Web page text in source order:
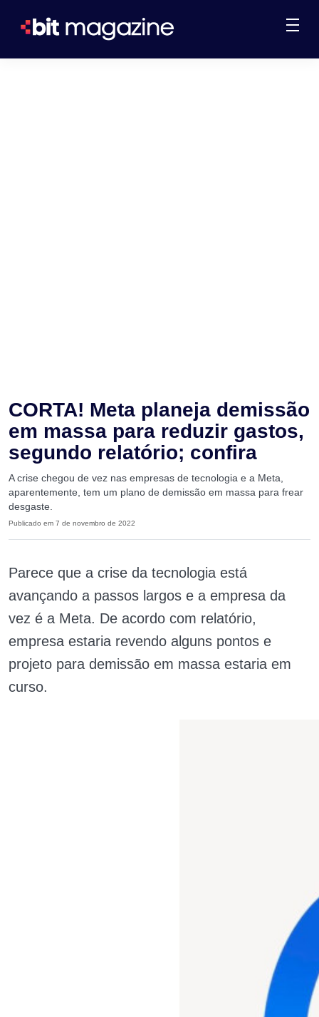
CORTA! Meta planeja demissão
em massa para reduzir gastos,
segundo relatório; confira
A crise chegou de vez nas empresas de tecnologia e a Meta,
aparentemente, tem um plano de demissão em massa para frear
desgaste.
Publicado em 7 de novembro de 2022
Parece que a crise da tecnologia está
avançando a passos largos e a empresa da
vez é a Meta. De acordo com relatório,
empresa estaria revendo alguns pontos e
projeto para demissão em massa estaria em
curso.